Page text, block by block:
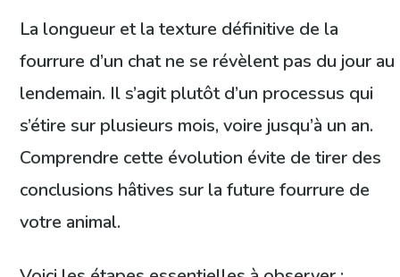
La longueur et la texture définitive de la
fourrure d’un chat ne se révèlent pas du jour au
lendemain. Il s’agit plutôt d’un processus qui
s’étire sur plusieurs mois, voire jusqu’à un an.
Comprendre cette évolution évite de tirer des
conclusions hâtives sur la future fourrure de
votre animal.